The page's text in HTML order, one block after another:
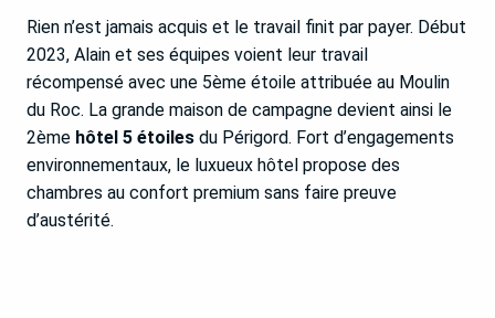
Rien n’est jamais acquis et le travail finit par payer. Début
2023, Alain et ses équipes voient leur travail
récompensé avec une 5ème étoile attribuée au Moulin
du Roc. La grande maison de campagne devient ainsi le
2ème hôtel 5 étoiles du Périgord. Fort d’engagements
environnementaux, le luxueux hôtel propose des
chambres au confort premium sans faire preuve
d’austérité.